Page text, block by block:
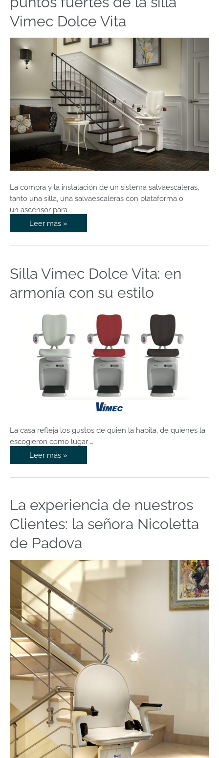
Vimec Dolce Vita
La compra y la instalación de un sistema salvaescaleras,
tanto una silla, una salvaescaleras con plataforma o
un ascensor para …
ocupados:
puntos
fuertes
de
la
Vita
Leer más »
Silla Vimec Dolce Vita: en
armonía con su estilo
La casa refleja los gustos de quien la habita, de quienes la
escogieron como lugar …
Silla
Vimec
Dolce
con
estilo
Leer más »
La experiencia de nuestros
Clientes: la señora Nicoletta
de Padova
La
experiencia
de
Clientes:
señora
Nicoletta
de
Padova